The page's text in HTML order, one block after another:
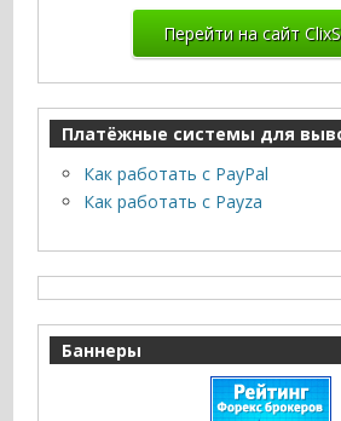
Перейти на сайт
Платёжные системы для
Как работать с PayPal
Как работать с Payza
Баннеры